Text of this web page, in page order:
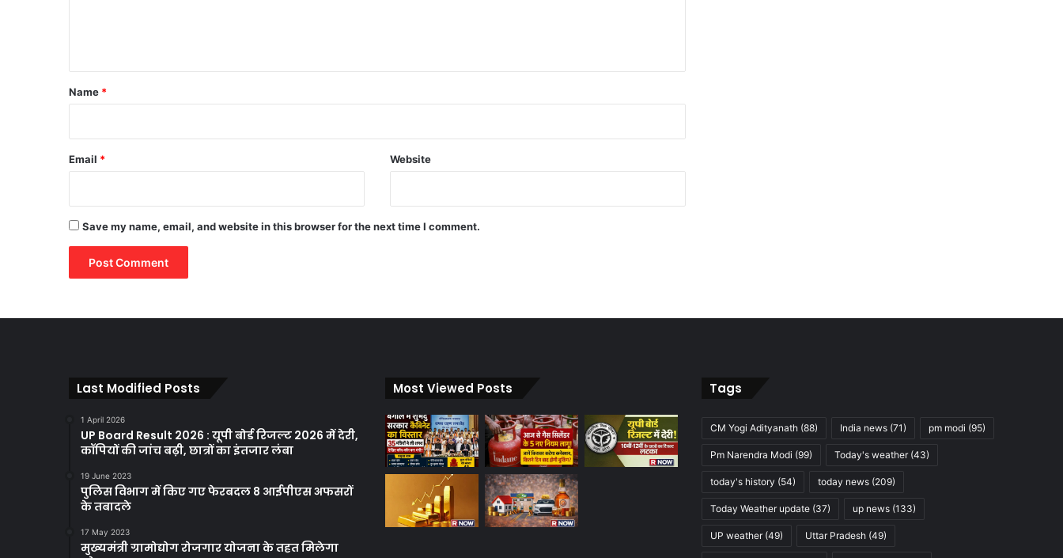
*
Name *
Email * Website
Save my name, email, and website in this browser for the next time I comment.
Last Modified Posts
1 April 2026
UP Board Result 2026 : यूपी बोर्ड रिजल्ट 2026 में देरी,
कॉपियों की जांच बढ़ी, छात्रों का इंतजार लंबा
19 June 2023
पुलिस विभाग में किए गए फेरबदल 8 आईपीएस अफसरों
के तबादले
17 May 2023
मुख्यमंत्री ग्रामोद्योग रोजगार योजना के तहत मिलेगा
Most Viewed Posts Tags
CM Yogi Adityanath(88) India news(71) pm modi (95)
Pm Narendra Modi (99) Today's weather(43)
today's history (54) today news(209)
Today Weather update(37) up news(133)
UP weather(49) Uttar Pradesh(49)